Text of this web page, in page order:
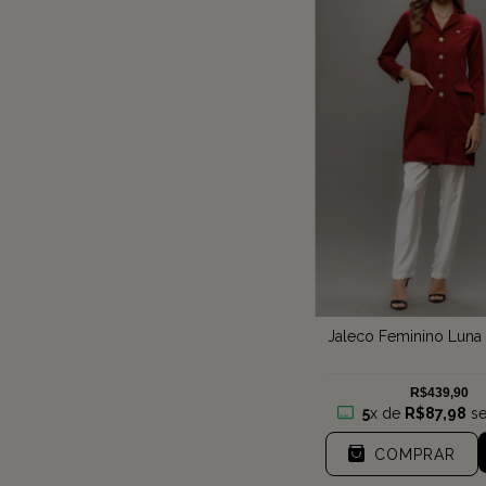
Jaleco Feminino Luna
R$439,90
5x de R$87,98
COMPRAR